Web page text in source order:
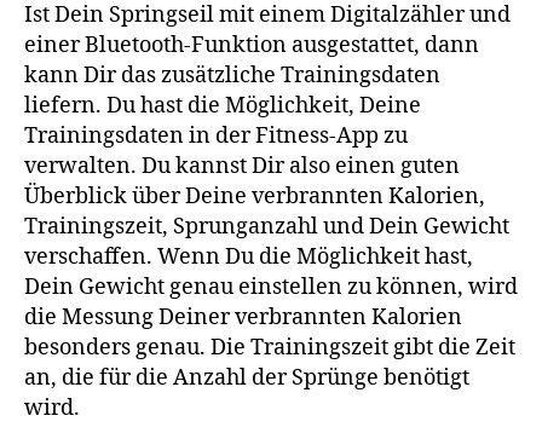
Ist Dein Springseil mit einem Digitalzähler und
einer Bluetooth-Funktion ausgestattet, dann
kann Dir das zusätzliche Trainingsdaten
liefern. Du hast die Möglichkeit, Deine
Trainingsdaten in der Fitness-App zu
verwalten. Du kannst Dir also einen guten
Überblick über Deine verbrannten Kalorien,
Trainingszeit, Sprunganzahl und Dein Gewicht
verschaffen. Wenn Du die Möglichkeit hast,
Dein Gewicht genau einstellen zu können, wird
die Messung Deiner verbrannten Kalorien
besonders genau. Die Trainingszeit gibt die Zeit
an, die für die Anzahl der Sprünge benötigt
wird.